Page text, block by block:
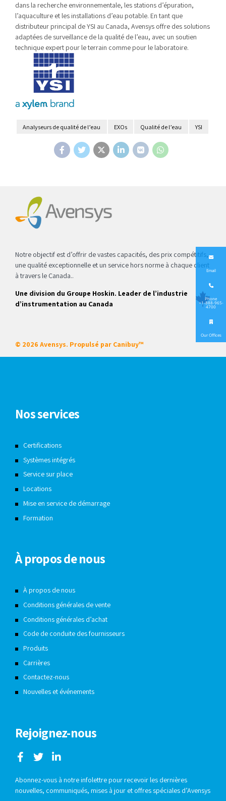
dans la recherche environnementale, les stations d’épuration,
l’aquaculture et les installations d’eau potable. En tant que
distributeur principal de YSI au Canada, Avensys offre des solutions
adaptées de surveillance de la qualité de l’eau, avec un soutien
technique expert pour le terrain comme pour le laboratoire.
Analyseurs de qualité de l’eau EXOs Qualité de l’eau YSI
Notre objectif est d’offrir de vastes capacités, des prix compétitifs,
une qualité exceptionnelle et un service hors norme à chaque client
à travers le Canada..
Une division du Groupe Hoskin. Leader de l’industrie
d’instrumentation au Canada
© 2026 Avensys. Propulsé par Canibuy™
Nos services
Certifications
Systèmes intégrés
Service sur place
Locations
Mise en service de démarrage
Formation
À propos de nous
À propos de nous
Conditions générales de vente
Conditions générales d’achat
Code de conduite des fournisseurs
Produits
Carrières
Contactez-nous
Nouvelles et événements
Rejoignez-nous
Abonnez-vous à notre infolettre pour recevoir les dernières
nouvelles, communiqués, mises à jour et offres spéciales d’Avensys
Email
Phone
+1-888-965-
4700
Our Offices